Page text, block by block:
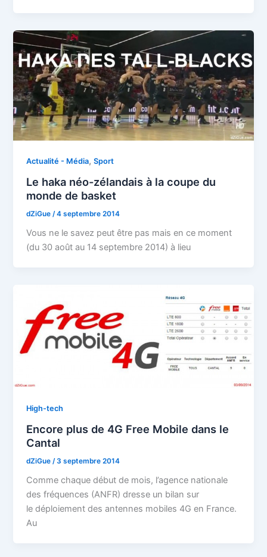
Actualité - Média,Sport
Le haka néo-zélandais à la coupe du
monde de basket
dZiGue /4 septembre 2014
Vous ne le savez peut être pas mais en ce moment
(du 30 août au 14 septembre 2014) à lieu
High-tech
Encore plus de 4G Free Mobile dans le
Cantal
dZiGue /3 septembre 2014
Comme chaque début de mois, l’agence nationale
des fréquences (ANFR) dresse un bilan sur
le déploiement des antennes mobiles 4G en France.
Au